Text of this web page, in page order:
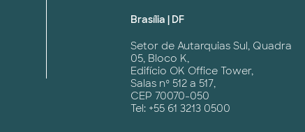
Brasília | DF
Setor de Autarquias Sul, Quadra
05, Bloco K,
Edifício OK Office Tower,
Salas nº 512 a 517,
CEP 70070-050
Tel: +55 61 3213 0500